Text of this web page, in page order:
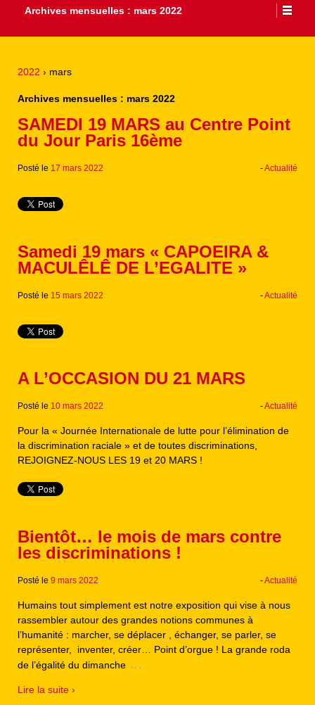
Archives mensuelles : mars 2022
2022 › mars
Archives mensuelles : mars 2022
SAMEDI 19 MARS au Centre Point
du Jour Paris 16ème
Posté le 17 mars 2022 -Actualité
Samedi 19 mars « CAPOEIRA &
MACULÊLÊ DE L’EGALITE »
Posté le 15 mars 2022 -Actualité
A L’OCCASION DU 21 MARS
Posté le 10 mars 2022 -Actualité
Pour la « Journée Internationale de lutte pour l’élimination de
la discrimination raciale » et de toutes discriminations,
REJOIGNEZ-NOUS LES 19 et 20 MARS !
Bientôt… le mois de mars contre
les discriminations !
Posté le 9 mars 2022 -Actualité
Humains tout simplement est notre exposition qui vise à nous
rassembler autour des grandes notions communes à
l’humanité : marcher, se déplacer , échanger, se parler, se
représenter, inventer, créer… Point d’orgue ! La grande roda
de l’égalité du dimanche …
Lire la suite ›